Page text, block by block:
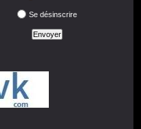
Se désinscrire